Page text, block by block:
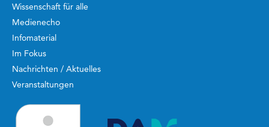
Wissenschaft für alle
Medienecho
Infomaterial
Im Fokus
Nachrichten / Aktuelles
Veranstaltungen